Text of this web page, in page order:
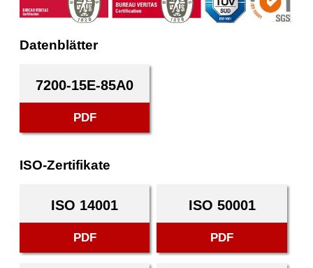
Datenblätter
7200-15E-85A0
PDF
ISO-Zertifikate
ISO 14001
PDF
ISO 50001
PDF